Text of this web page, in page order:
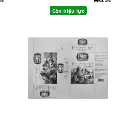
Còn hiệu lực